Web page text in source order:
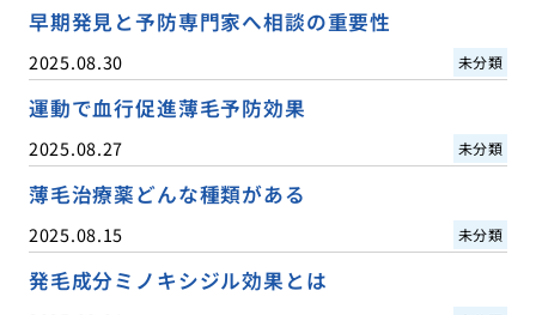
早期発見と予防専門家へ相談の重要性
2025.08.30 未分類
運動で血行促進薄毛予防効果
2025.08.27 未分類
薄毛治療薬どんな種類がある
2025.08.15 未分類
発毛成分ミノキシジル効果とは